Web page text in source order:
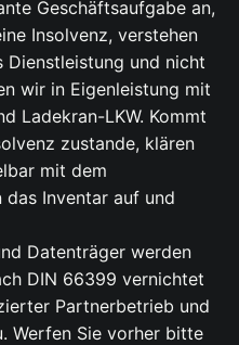
Geschäftsaufgabe an,
Insolvenz, verstehen
Dienstleistung und nicht
wir in Eigenleistung mit
Ladekran-LKW. Kommt
zustande, klären
mit dem
das Inventar auf und
Datenträger werden
DIN 66399 vernichtet
Partnerbetrieb und
Werfen Sie vorher bitte